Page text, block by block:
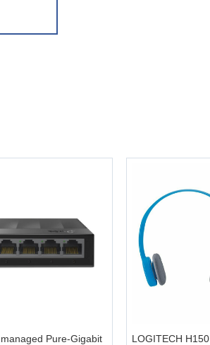
Pure-Gigabit
LOGITECH H150